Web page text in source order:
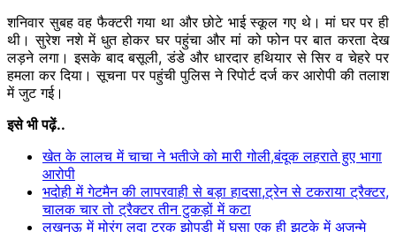
शनिवार सुबह वह फैक्टरी गया था और छोटे भाई स्कूल गए थे। मां घर पर ही
थी। सुरेश नशे में धुत होकर घर पहुंचा और मां को फोन पर बात करता देख
लड़ने लगा। इसके बाद बसूली, डंडे और धारदार हथियार से सिर व चेहरे पर
हमला कर दिया। सूचना पर पहुंची पुलिस ने रिपोर्ट दर्ज कर आरोपी की तलाश
में जुट गई।
इसे भी पढ़ें..
खेत के लालच में चाचा ने भतीजे को मारी गोली,बंदूक लहराते हुए भागा
आरोपी
भदोही में गेटमैन की लापरवाही से बड़ा हादसा,ट्रेन से टकराया ट्रैक्टर,
चालक चार तो ट्रैक्टर तीन टुकड़ों में कटा
लखनऊ में मोरंग लदा ट्रक झोपड़ी में घुसा एक ही झटके में अजन्मे